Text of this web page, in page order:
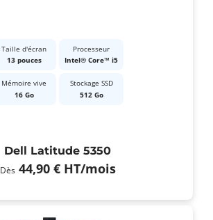
Taille d'écran
13 pouces
Processeur
Intel® Core™ i5
Mémoire vive
16 Go
Stockage SSD
512 Go
Dell Latitude 5350
Dès 44,90 € HT/mois